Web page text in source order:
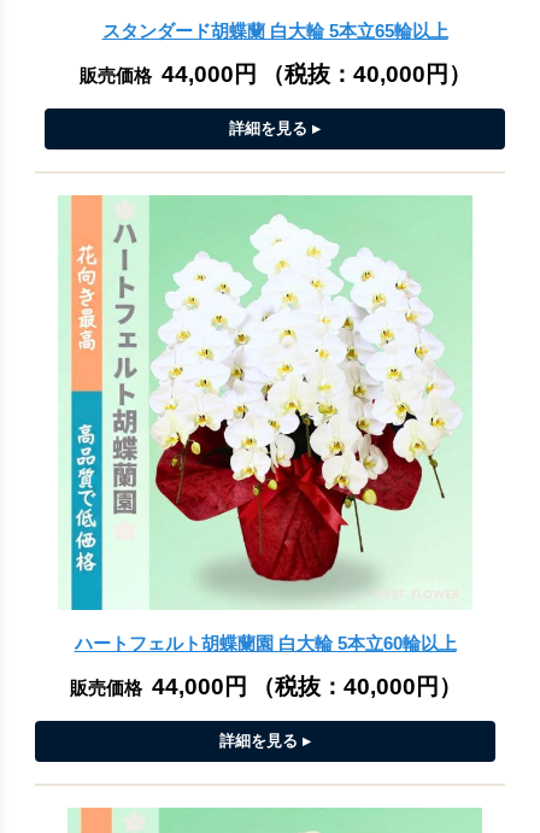
スタンダード胡蝶蘭 白大輪 5本立65輪以上
販売価格 44,000円 （税抜： 40,000円 ）
ハートフェルト胡蝶蘭園 白大輪 5本立60輪以上
販売価格 44,000円 （税抜： 40,000円 ）